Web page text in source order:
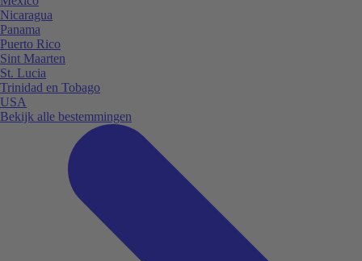
Nicaragua
Panama
Puerto Rico
Sint Maarten
St. Lucia
Trinidad en Tobago
USA
Bekijk alle bestemmingen